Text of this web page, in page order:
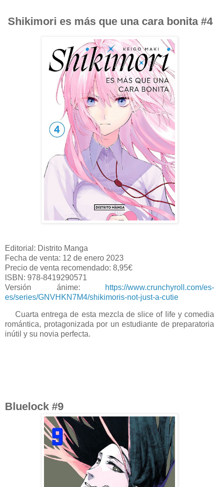
Shikimori es más que una cara bonita #4
Editorial: Distrito Manga
Fecha de venta: 12 de enero 2023
Precio de venta recomendado: 8,95€
ISBN: 978-8419290571
Versión ánime:
https://www.crunchyroll.com/es-
es/series/GNVHKN7M4/shikimoris-not-just-a-cutie
Cuarta entrega de esta mezcla de slice of life y comedia
romántica, protagonizada por un estudiante de preparatoria
inútil y su novia perfecta.
Bluelock #9